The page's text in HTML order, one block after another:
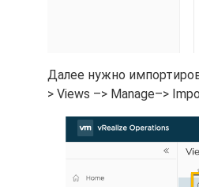
Далее нужно
> Views –> Manage–>